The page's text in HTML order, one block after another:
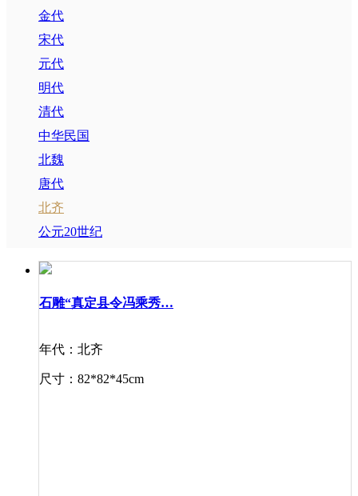
金代
宋代
元代
明代
清代
中华民国
北魏
唐代
北齐
公元20世纪
石雕“真定县令冯乘秀…
年代：北齐
尺寸：82*82*45cm